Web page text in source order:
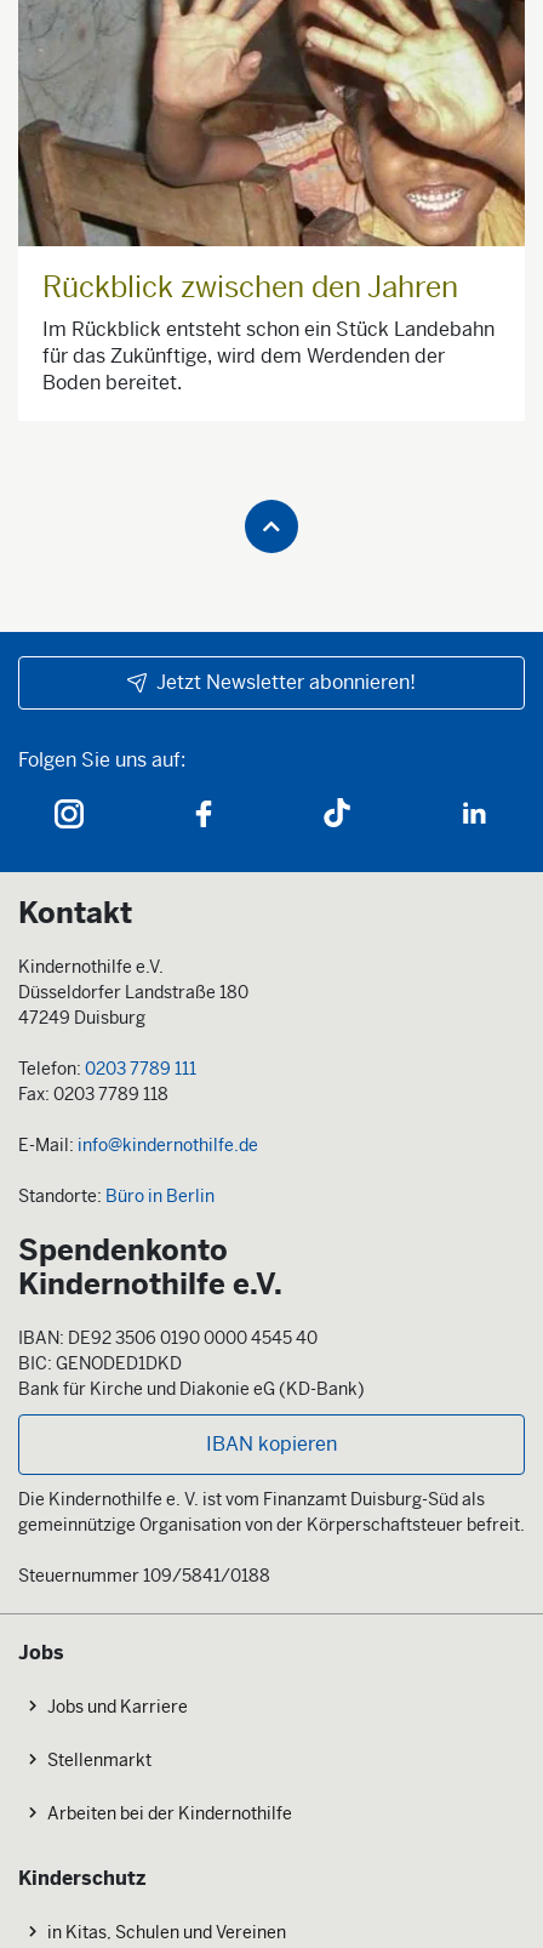
Rückblick zwischen den Jahren
Im Rückblick entsteht schon ein Stück Landebahn
für das Zukünftige, wird dem Werdenden der
Boden bereitet.
Jetzt Newsletter abonnieren!
Folgen Sie uns auf:
Folgen Sie uns auf:
Kontakt
Kindernothilfe e.V.
Düsseldorfer Landstraße 180
47249 Duisburg
Telefon: 0203 7789 111
Fax: 0203 7789 118
E-Mail: info@kindernothilfe.de
Standorte: Büro in Berlin
Spendenkonto
Kindernothilfe e.V.
IBAN: DE92 3506 0190 0000 4545 40
BIC: GENODED1DKD
Bank für Kirche und Diakonie eG (KD-Bank)
IBAN kopieren
Die Kindernothilfe e. V. ist vom Finanzamt Duisburg-Süd als
gemeinnützige Organisation von der Körperschaftsteuer befreit.
Steuernummer 109/5841/0188
Jobs
Jobs und Karriere
Stellenmarkt
Arbeiten bei der Kindernothilfe
Kinderschutz
in Kitas, Schulen und Vereinen